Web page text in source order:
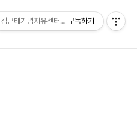
상담신청 방명록
김근태기념치유센터 "숨"구독하기